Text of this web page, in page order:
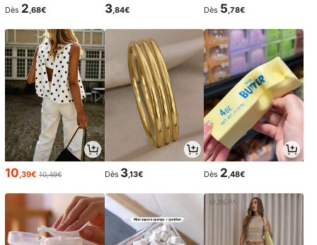
Dès 2,68€ 3,84€ Dès 5,78€
10,39€ 10,49€ Dès 3,13€ Dès 2,48€